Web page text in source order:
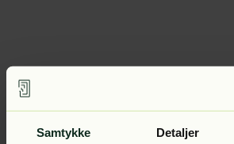
Samtykke Detaljer